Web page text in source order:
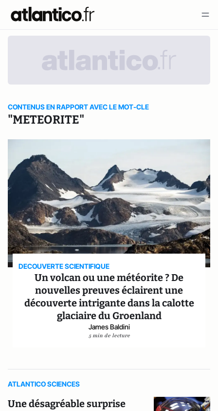
CONTENUS EN RAPPORT AVEC LE MOT-CLE
"METEORITE"
DECOUVERTE SCIENTIFIQUE
Un volcan ou une météorite ? De
nouvelles preuves éclairent une
découverte intrigante dans la calotte
glaciaire du Groenland
James Baldini
5 min de lecture
ATLANTICO SCIENCES
Une désagréable surprise